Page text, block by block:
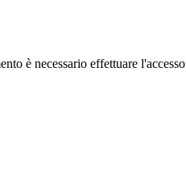
è necessario effettuare l'accesso